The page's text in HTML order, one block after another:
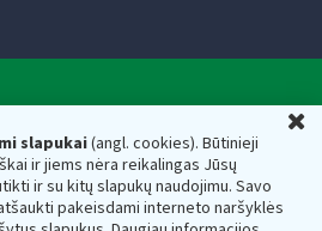
slapukai(angl. cookies). Būtinieji
ir jiems nėra reikalingas Jūsų
ir su kitų slapukų naudojimu. Savo
pakeisdami interneto naršyklės
inspekcija prie Lietuvos
ministerijos
asmens kodas — 188659752,
14, 01107 Vilnius, Lietuva, el.paštas:
adresas 188659752